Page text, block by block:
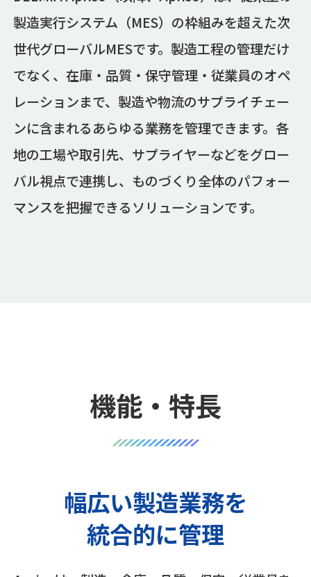
製造実行システム（MES）の枠組みを超えた次
世代グローバルMESです。製造工程の管理だけ
でなく、在庫・品質・保守管理・従業員のオペ
レーションまで、製造や物流のサプライチェー
ンに含まれるあらゆる業務を管理できます。各
地の工場や取引先、サプライヤーなどをグロー
バル視点で連携し、ものづくり全体のパフォー
マンスを把握できるソリューションです。
機能・特長
幅広い製造業務を
統合的に管理